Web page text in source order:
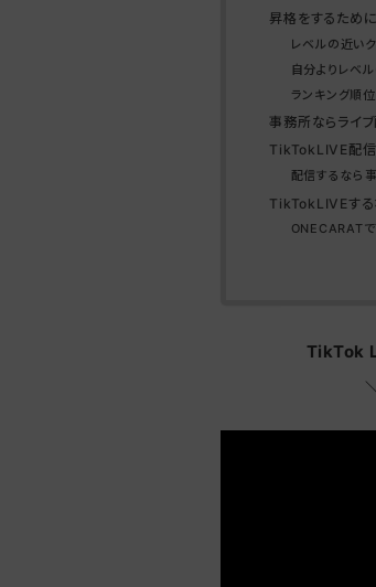
昇格をするため
レベルの近い
自分よりレベ
ランキング順
事務所ならライ
TikTokLIVE配信
配信するなら
TikTokLIVEする
ONECARAT
TikTok